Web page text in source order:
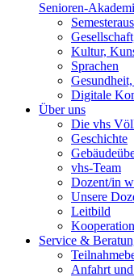
Senioren-
Kultur,
Sprachen
Digitale
Über uns
Die vhs
Geschichte
vhs-Team
Dozent/in
Unsere
Leitbild
Service &
Anfahrt